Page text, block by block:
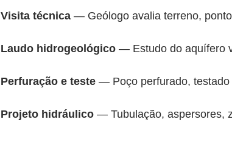
Visita técnica — Geólogo avalia terreno,
Laudo hidrogeológico — Estudo do aquífero
Perfuração e teste — Poço perfurado, testado
Projeto hidráulico — Tubulação, aspersores,